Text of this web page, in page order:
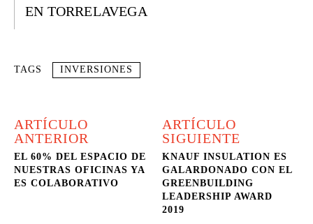
EN TORRELAVEGA
TAGS INVERSIONES
ARTÍCULO
ANTERIOR
EL 60% DEL ESPACIO DE
NUESTRAS OFICINAS YA
ES COLABORATIVO
ARTÍCULO
SIGUIENTE
KNAUF INSULATION ES
GALARDONADO CON EL
GREENBUILDING
LEADERSHIP AWARD
2019